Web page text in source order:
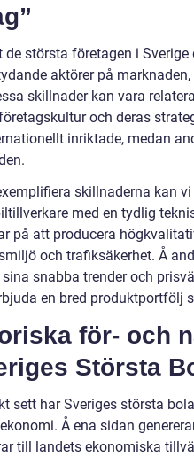
de största företagen i
aktörer på
skillnader kan vara
och deras
inriktade, medan
skillnaderna kan
med en tydlig
på att producera
och trafiksäkerhet. Å
snabba trender och
en bred produktportfölj
för- och
Största
sett har Sveriges största
Å ena sidan
till landets ekonomiska